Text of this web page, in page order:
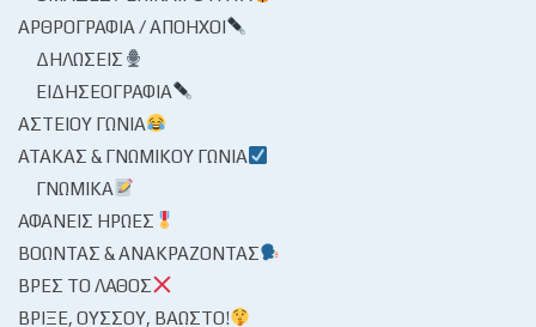
ΑΡΘΡΟΓΡΑΦΊΑ / ΑΠΌΗΧΟΙ
ΔΗΛΏΣΕΙΣ
ΕΙΔΗΣΕΟΓΡΑΦΊΑ
ΑΣΤΕΊΟΥ ΓΩΝΊΑ
ΑΤΆΚΑΣ & ΓΝΩΜΙΚΟΎ ΓΩΝΊΑ
ΓΝΩΜΙΚΆ
ΑΦΑΝΕΊΣ ΉΡΩΕΣ
ΒΟΏΝΤΑΣ & ΑΝΑΚΡΆΖΟΝΤΑΣ
ΒΡΕΣ ΤΟ ΛΆΘΟΣ
ΒΡΊΞΕ, ΟΎΣΣΟΥ, ΒΆΩΣΤΟ!